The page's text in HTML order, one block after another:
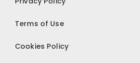
Terms of Use
Cookies Policy